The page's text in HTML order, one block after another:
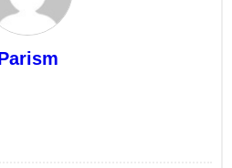
Parism